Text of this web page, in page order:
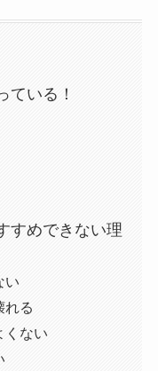
ている！
すめできない理
い
る
ない